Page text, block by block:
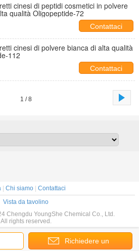
cinesi di peptidi cosmetici in polvere
qualità Oligopeptide-72
Contattaci
cinesi di polvere bianca di alta qualità
112
Contattaci
1 / 8
Richiedere un
| Chi siamo| Contattaci
Vista da tavolino
Chengdu YoungShe Chemical Co., Ltd.
All rights reserved.